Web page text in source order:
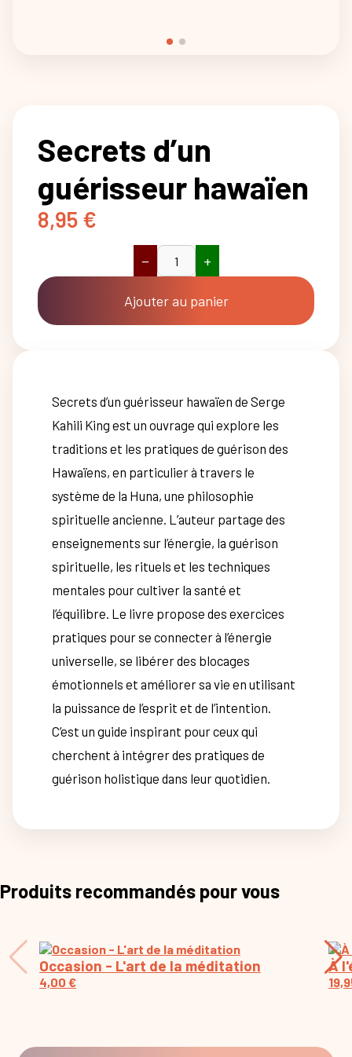
Secrets d’un
guérisseur hawaïen
8,95 €
quantité
Secrets
d'un
guérisseur
− +
Ajouter au panier
Secrets d’un guérisseur hawaïen de Serge
Kahili King est un ouvrage qui explore les
traditions et les pratiques de guérison des
Hawaïens, en particulier à travers le
système de la Huna, une philosophie
spirituelle ancienne. L’auteur partage des
enseignements sur l’énergie, la guérison
spirituelle, les rituels et les techniques
mentales pour cultiver la santé et
l’équilibre. Le livre propose des exercices
pratiques pour se connecter à l’énergie
universelle, se libérer des blocages
émotionnels et améliorer sa vie en utilisant
la puissance de l’esprit et de l’intention.
C’est un guide inspirant pour ceux qui
cherchent à intégrer des pratiques de
guérison holistique dans leur quotidien.
Produits recommandés pour vous
Occasion - L'art de la méditation
4,00 €
À